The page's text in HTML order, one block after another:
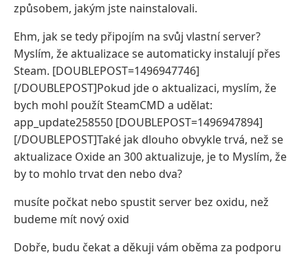
způsobem, jakým jste nainstalovali.
Ehm, jak se tedy připojím na svůj vlastní server?
Myslím, že aktualizace se automaticky instalují přes
Steam. [DOUBLEPOST=1496947746]
[/DOUBLEPOST]Pokud jde o aktualizaci, myslím, že
bych mohl použít SteamCMD a udělat:
app_update258550 [DOUBLEPOST=1496947894]
[/DOUBLEPOST]Také jak dlouho obvykle trvá, než se
aktualizace Oxide an 300 aktualizuje, je to Myslím, že
by to mohlo trvat den nebo dva?
musíte počkat nebo spustit server bez oxidu, než
budeme mít nový oxid
Dobře, budu čekat a děkuji vám oběma za podporu